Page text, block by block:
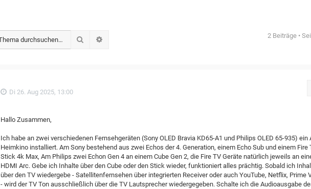
Suche 2 Beiträge •
Di 26. Aug 2025, 13:00
Hallo Zusammen,
Ich habe an zwei verschiedenen Fernsehgeräten (Sony OLED Bravia KD65-A1 und Philips OLED 65-935) ein
Heimkino installiert. Am Sony bestehend aus zwei Echos der 4. Generation, einem Echo Sub und einem Fire
Stick 4k Max, Am Philips zwei Echon Gen 4 an einem Cube Gen 2, die Fire TV Geräte natürlich jeweils an
HDMI Arc. Gebe ich Inhalte über den Cube oder den Stick wieder, funktioniert alles prächtig. Sobald ich
über den TV wiedergebe - Satellitenfernsehen über integrierten Receiver oder auch YouTube, Netflix, Prime
- wird der TV Ton ausschließlich über die TV Lautsprecher wiedergegeben. Schalte ich die Audioausgabe